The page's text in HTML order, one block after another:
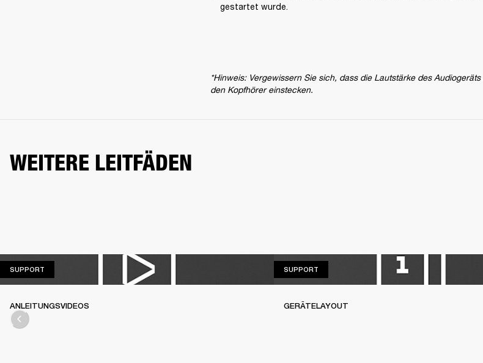
gestartet wurde.
*Hinweis: Vergewissern Sie sich, dass die Lautstärke des
den Kopfhörer einstecken.
WEITERE LEITFÄDEN
SUPPORT
ANLEITUNGSVIDEOS
SUPPORT
GERÄTELAYOUT